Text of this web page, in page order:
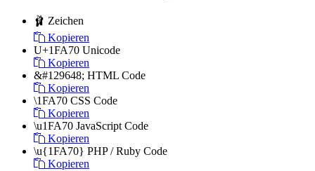
🩰 Zeichen
Kopieren
U+1FA70 Unicode
Kopieren
&#129648; HTML Code
Kopieren
\1FA70 CSS Code
Kopieren
\u1FA70 JavaScript Code
Kopieren
\u{1FA70} PHP / Ruby Code
Kopieren